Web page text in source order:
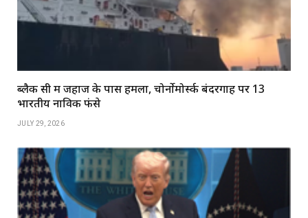
ब्लैक सी में जहाज के पास हमला, चोर्नोमोर्स्क बंदरगाह पर 13
भारतीय नाविक फंसे
JULY 29, 2026